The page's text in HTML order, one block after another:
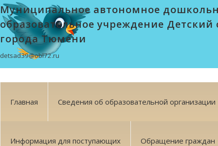
Муниципальное автономное
образовательное учреждение Детский
города Тюмени
detsad39@obl72.ru
Главная Сведения об образовательной организации
Информация для поступающих Обращение граждан